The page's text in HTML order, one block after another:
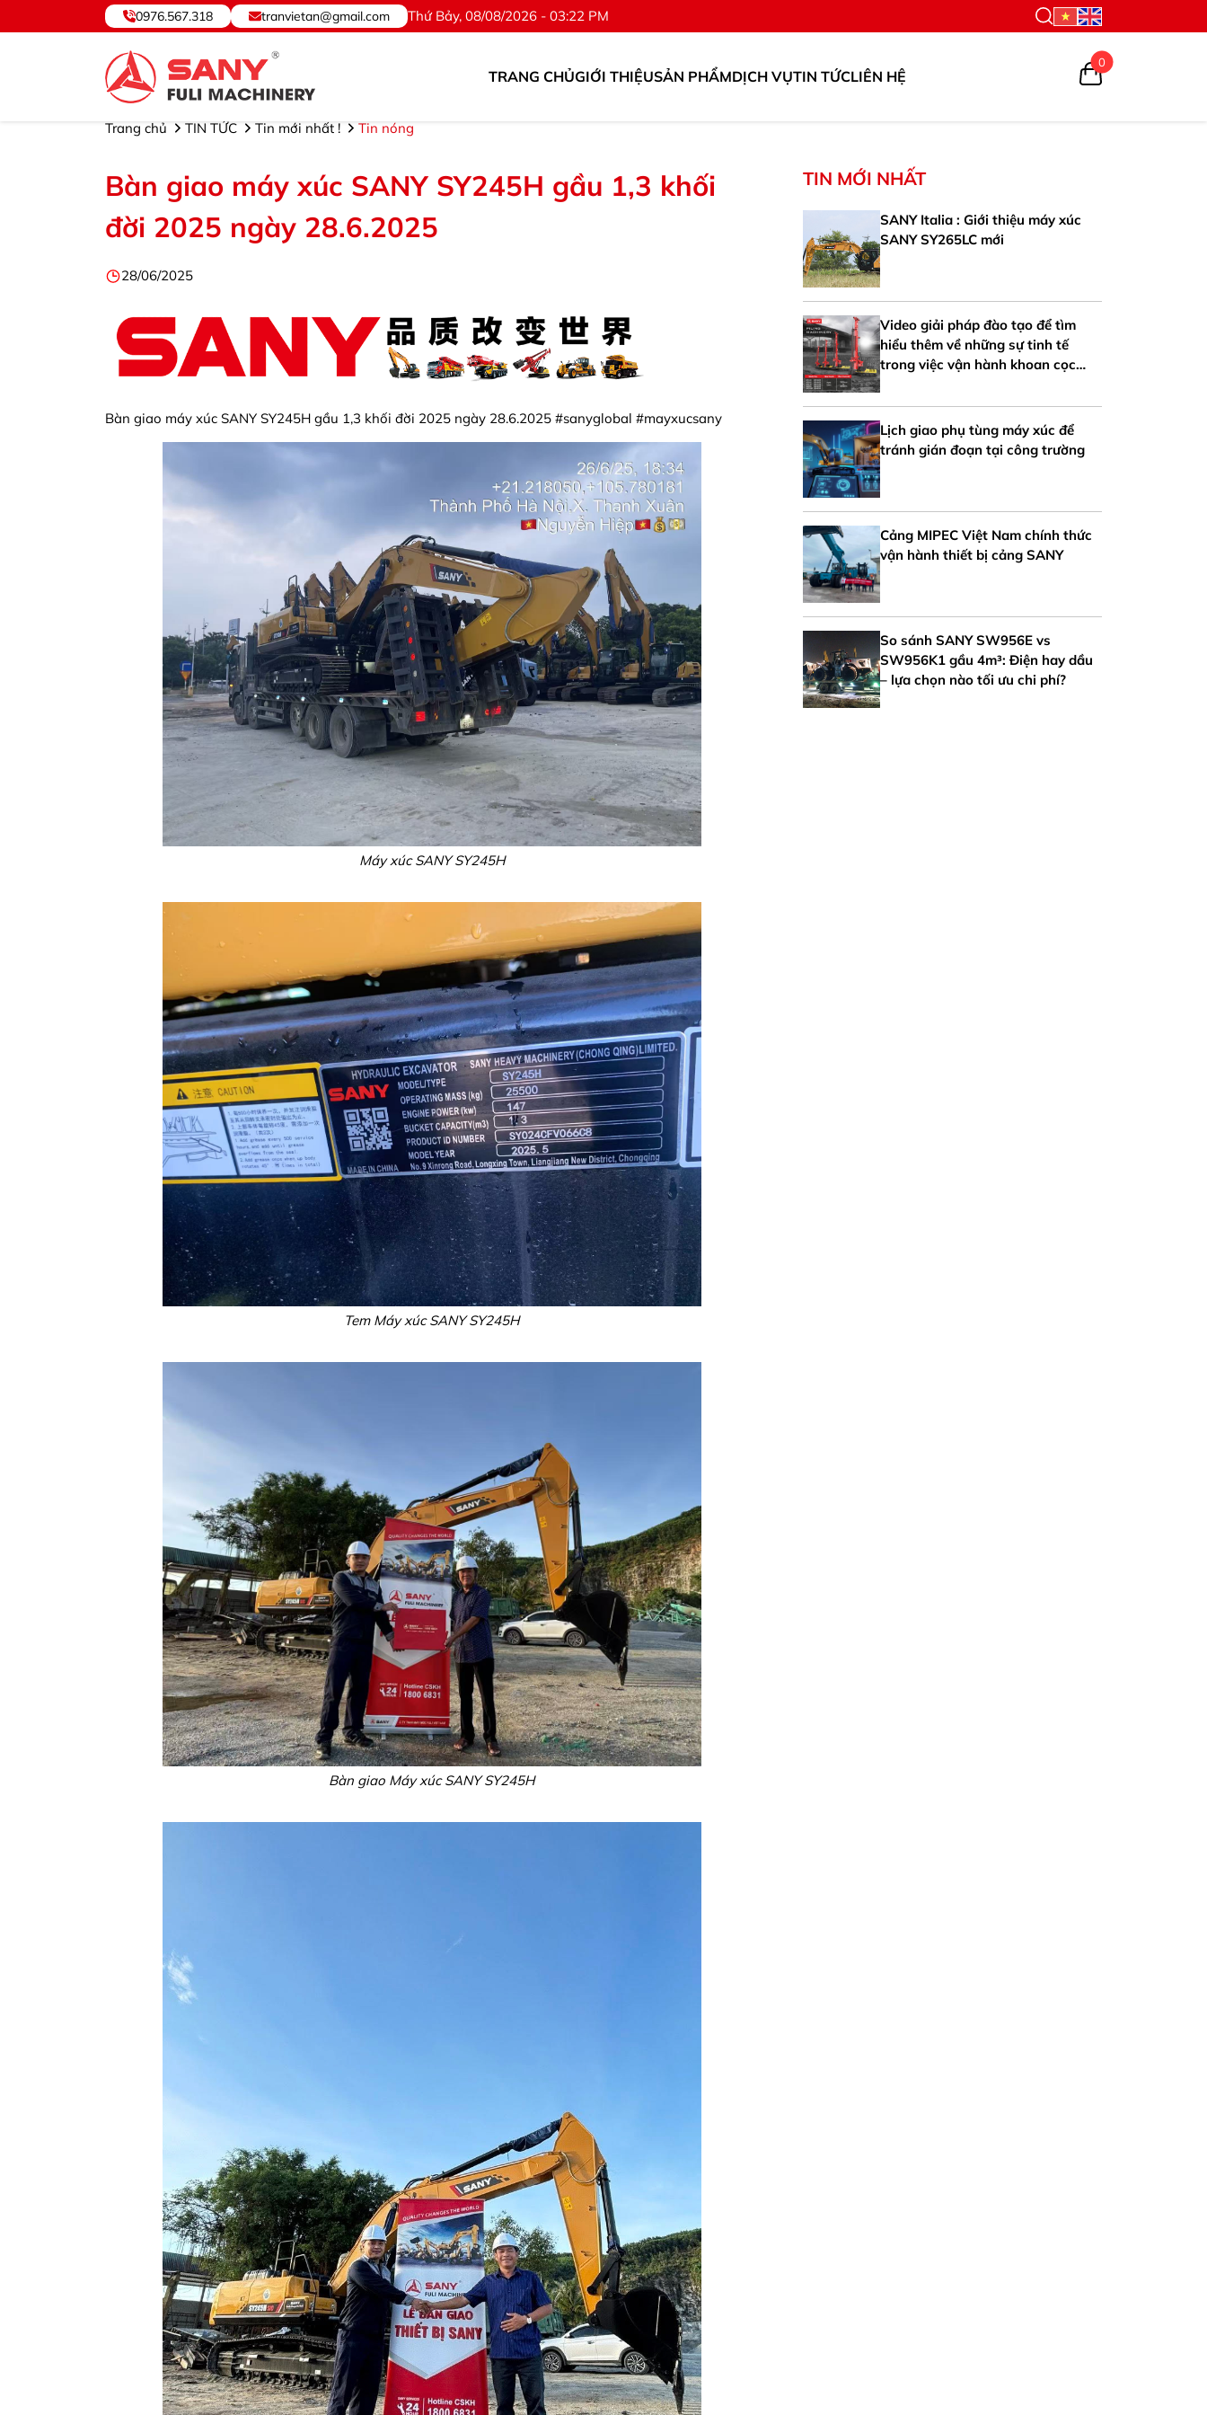
SANY VIỆT NAM ® - Cung cấp, Bảo hành Thiết bị và Phụ tùng. ©Hotline: 0976.567.318
0976.567.318 tranvietan@gmail.com Thứ Bảy, 08/08/2026 - 03:22 PM
TRANG CHỦGIỚI THIỆUSẢN PHẨMDỊCH VỤTIN TỨCLIÊN HỆ
0
Trang chủ TIN TỨC Tin mới nhất ! Tin nóng
Bàn giao máy xúc SANY SY245H gầu 1,3 khối
đời 2025 ngày 28.6.2025
28/06/2025
Bàn giao máy xúc SANY SY245H gầu 1,3 khối đời 2025 ngày 28.6.2025 #sanyglobal #mayxucsany
Máy xúc SANY SY245H
Tem Máy xúc SANY SY245H
Bàn giao Máy xúc SANY SY245H
TIN MỚI NHẤT
SANY Italia : Giới thiệu máy xúc
SANY SY265LC mới
Video giải pháp đào tạo để tìm
hiểu thêm về những sự tinh tế
trong việc vận hành khoan cọc
Lịch giao phụ tùng máy xúc để
tránh gián đoạn tại công trường
Cảng MIPEC Việt Nam chính thức
vận hành thiết bị cảng SANY
So sánh SANY SW956E vs
SW956K1 gầu 4m³: Điện hay dầu
– lựa chọn nào tối ưu chi phí?